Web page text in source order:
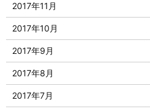
2017年11月
2017年10月
2017年9月
2017年8月
2017年7月